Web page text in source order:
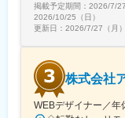
掲載予定期間： 2026/7/27
2026/10/25（日）
更新日： 2026/7/27（月）
株式会社
WEBデザイナー／年